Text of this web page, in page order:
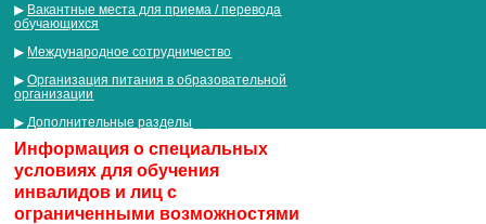
▶ Вакантные места для приема / перевода
обучающихся
▶ Международное сотрудничество
▶Организация питания в образовательной
организации
▶ Дополнительные разделы
Информация о специальных
условиях для обучения
инвалидов и лиц с
ограниченными возможностями